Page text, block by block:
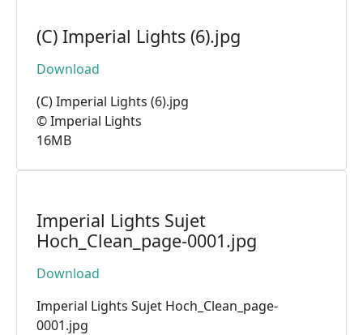
(C) Imperial Lights (6).jpg
Download
(C) Imperial Lights (6).jpg
© Imperial Lights
16MB
Imperial Lights Sujet
Hoch_Clean_page-0001.jpg
Download
Imperial Lights Sujet Hoch_Clean_page-
0001.jpg